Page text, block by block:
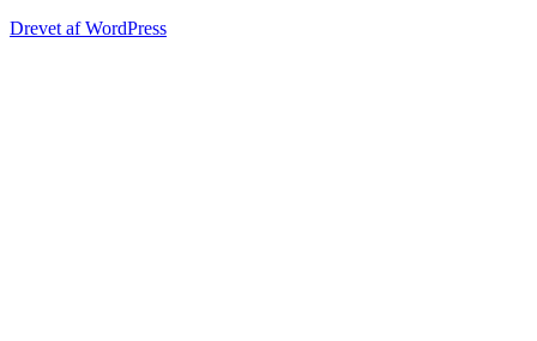
Drevet af WordPress